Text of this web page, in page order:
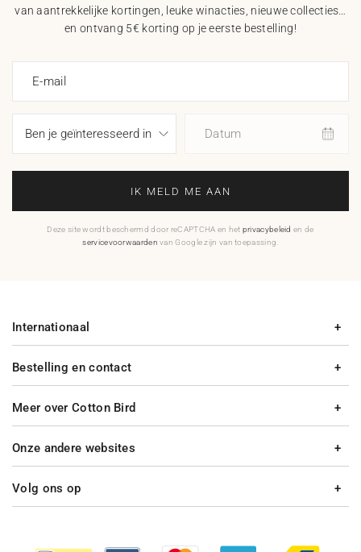
van aantrekkelijke kortingen, leuke winacties, nieuwe collecties…
en ontvang 5€ korting op je eerste bestelling!
E-mail
Datum
IK MELD ME AAN
Deze site wordt beschermd door reCAPTCHA en het privacybeleid en de
servicevoorwaarden van Google zijn van toepassing.
Bestelling en contact
Meer over Cotton Bird
Internationaal
Onze andere websites
Volg ons op